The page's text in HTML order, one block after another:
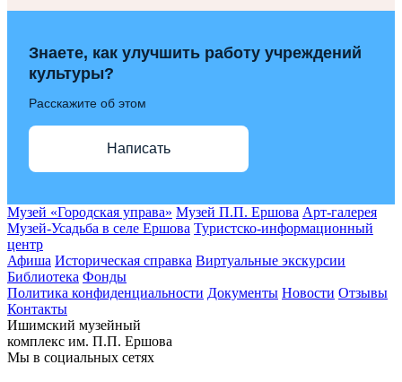
Знаете, как улучшить работу учреждений
культуры?
Расскажите об этом
Написать
Музей «Городская управа» Музей П.П. Ершова Арт-галерея
Музей-Усадьба в селе Ершова Туристско-информационный
центр
Афиша Историческая справка Виртуальные экскурсии
Библиотека Фонды
Политика конфиденциальности Документы Новости Отзывы
Контакты
Ишимский музейный
комплекс им. П.П. Ершова
Мы в социальных сетях